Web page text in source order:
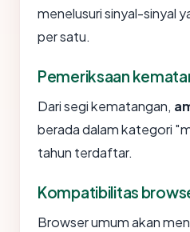
menelusuri sinyal-sinyal
per satu.
Pemeriksaan
Dari segi kematangan,
berada dalam kategori
tahun terdaftar.
Kompatibilitas
Browser umum akan